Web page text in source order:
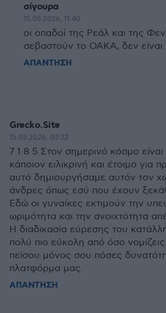
σίγουρα
15.05.2026, 11:40
οι οπαδοί της Ρεάλ και της
σεβαστούν το ΟΑΚΑ, δεν είναι
ΑΠΑΝΤΗΣΗ
Grecko.Site
15.05.2026, 03:22
7 1 8 5 Στον σημερινό κόσμο
κάποιον ειλικρινή και έτοιμο για
αυτό δημιουργήσαμε αυτόν τον
άνδρες όπως εσύ που έχουν
Εδώ οι γυναίκες εκτιμούν την
ωριμότητα και την ανοιχτότητα
Η διαδικασία εύρεσης του
πολύ πιο εύκολη από όσο
πείσου μόνος σου πόσες
πλατφόρμα μας.
ΑΠΑΝΤΗΣΗ